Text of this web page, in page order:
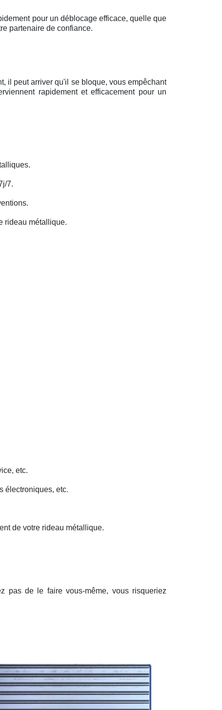
pour un déblocage efficace, quelle que
partenaire de confiance.
il peut arriver qu'il se bloque, vous empêchant
rapidement et efficacement pour un
7.
rideau métallique.
etc.
électroniques, etc.
de votre rideau métallique.
pas de le faire vous-même, vous risqueriez